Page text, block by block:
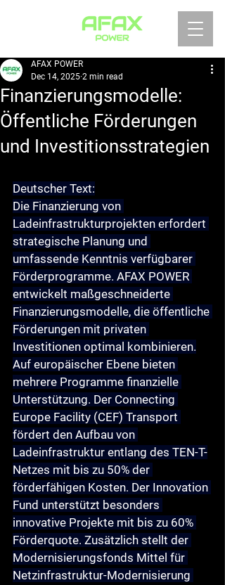
Finanzierungsmodelle:
Öffentliche Förderungen
und Investitionsstrategien
AFAX POWER
Dec 14, 2025 2 min read
Deutscher Text:
Die Finanzierung von
Ladeinfrastrukturprojekten erfordert
strategische Planung und
umfassende Kenntnis verfügbarer
Förderprogramme. AFAX POWER
entwickelt maßgeschneiderte
Finanzierungsmodelle, die öffentliche
Förderungen mit privaten
Investitionen optimal kombinieren.
Auf europäischer Ebene bieten
mehrere Programme finanzielle
Unterstützung. Der Connecting
Europe Facility (CEF) Transport
fördert den Aufbau von
Ladeinfrastruktur entlang des TEN-T-
Netzes mit bis zu 50% der
förderfähigen Kosten. Der Innovation
Fund unterstützt besonders
innovative Projekte mit bis zu 60%
Förderquote. Zusätzlich stellt der
Modernisierungsfonds Mittel für
Netzinfrastruktur-Modernisierung